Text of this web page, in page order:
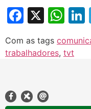
X
Com as tags
trabalhadores, tvt